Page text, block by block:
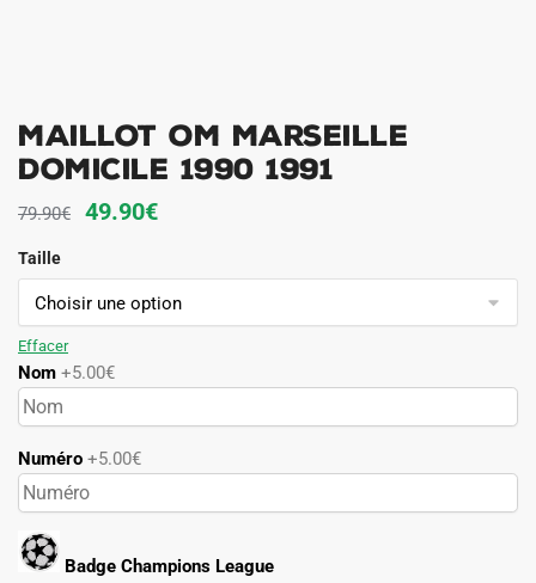
Maillot OM Marseille
Domicile 1990 1991
79.90€
Le
initial
était :
49.90€Le
actuel
est :
Taille
Effacer
Nom +5.00€
Numéro +5.00€
Badge Champions League